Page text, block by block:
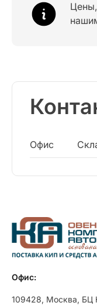
Офис
Офис:
109428, Москва, БЦ